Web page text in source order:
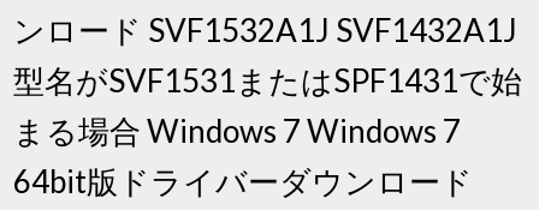
ンロード SVF1532A1J SVF1432A1J
型名がSVF1531またはSPF1431で始
まる場合 Windows 7 Windows 7
64bit版ドライバーダウンロード